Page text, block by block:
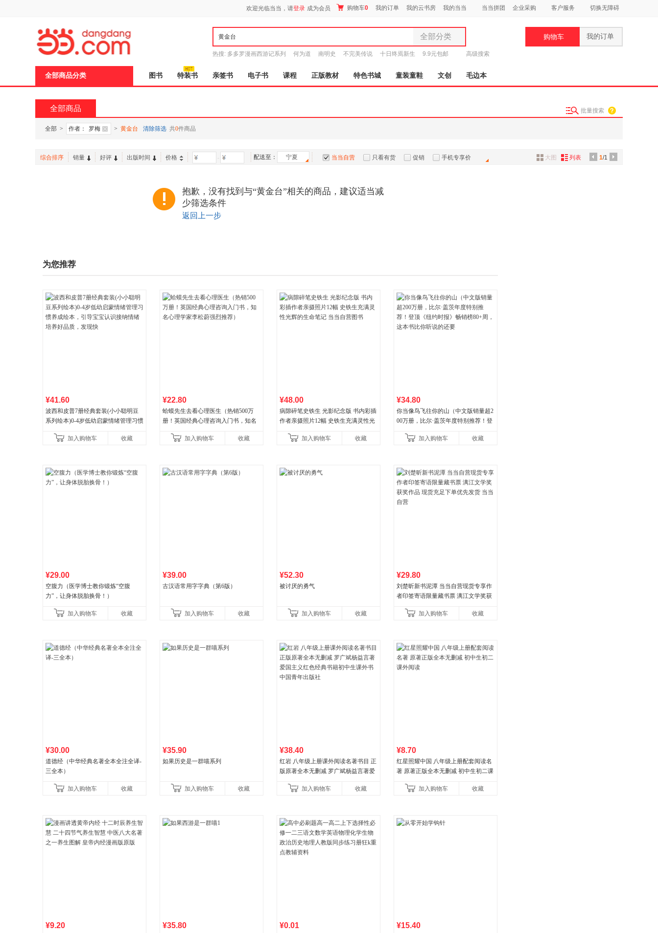
欢迎光临当当，请登录 成为会员 购物车0 我的订单 我的云书房 我的当当 当当拼团 企业采购 客户服务 切换无障碍
全部分类
全部分类
图书
电子书
孕婴服饰
数码影音
电脑办公
大家电
热搜: 多多罗漫画西游记系列 何为道 南明史 不完美传说 十日终焉新生 9.9元包邮 高级搜索
购物车 我的订单
全部商品分类 图书 特装书 亲签书 电子书 课程 正版教材 特色书城 童装童鞋 文创 毛边本
全部商品 批量搜索
全部 > 作者： 罗梅 > 黄金台 清除筛选 共0件商品
综合排序 销量 好评 出版时间 价格 - 配送至： 宁夏 当当自营 只看有货 促销 手机专享价 1/1
大图 列表
抱歉，没有找到与“黄金台”相关的商品，建议适当减
少筛选条件
返回上一步
为您推荐
¥41.60
波西和皮普7册经典套装(小小聪明豆
系列绘本)0-4岁低幼启蒙情绪管理习惯
养好品质，发现快
加入购物车 收藏
¥22.80
蛤蟆先生去看心理医生（热销500万
册！英国经典心理咨询入门书，知名
加入购物车
收藏
¥48.00
病隙碎笔史铁生 光影纪念版 书内彩插
作者亲摄照片12幅 史铁生充满灵性光
加入购物车
收藏
¥34.80
你当像鸟飞往你的山（中文版销量超2
00万册，比尔·盖茨年度特别推荐！登
比你听说的还要
加入购物车 收藏
¥29.00
空腹力（医学博士教你锻炼“空腹
力”，让身体脱胎换骨！）
加入购物车 收藏
¥39.00
古汉语常用字字典（第6版）
加入购物车 收藏
¥52.30
被讨厌的勇气
加入购物车 收藏
¥29.80
刘楚昕新书泥潭 当当自营现货专享作
者印签寄语限量藏书票 漓江文学奖获
加入购物车 收藏
¥30.00
道德经（中华经典名著全本全注全译-
三全本）
加入购物车 收藏
¥35.90
如果历史是一群喵系列
加入购物车 收藏
¥38.40
红岩 八年级上册课外阅读名著书目 正
版原著全本无删减 罗广斌杨益言著爱
国青年出版社加入购物车 收藏
¥8.70
红星照耀中国 八年级上册配套阅读名
著 原著正版全本无删减 初中生初二课
加入购物车
收藏
¥9.20 ¥35.80 ¥0.01 ¥15.40
页